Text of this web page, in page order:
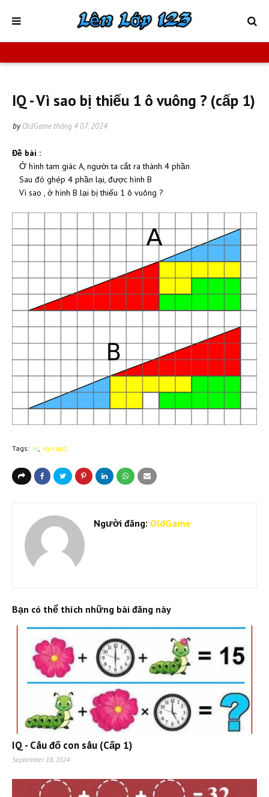
IQ - Vì sao bị thiếu 1 ô vuông ? (cấp 1)
by OldGame tháng 4 07, 2024
Đề bài :
Ở hình tam giác A, người ta cắt ra thành 4 phần
Sau đó ghép 4 phần lại, được hình B
Vì sao , ở hình B lại bị thiếu 1 ô vuông ?
Tags: iq iq-cap1
Người đăng: OldGame
Bạn có thể thích những bài đăng này
IQ - Câu đố con sâu (Cấp 1)
September 18, 2024